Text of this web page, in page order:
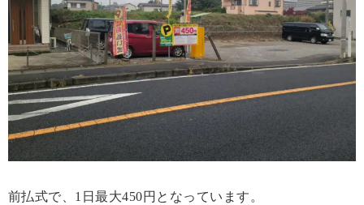
前払式で、1日最大450円となっています。